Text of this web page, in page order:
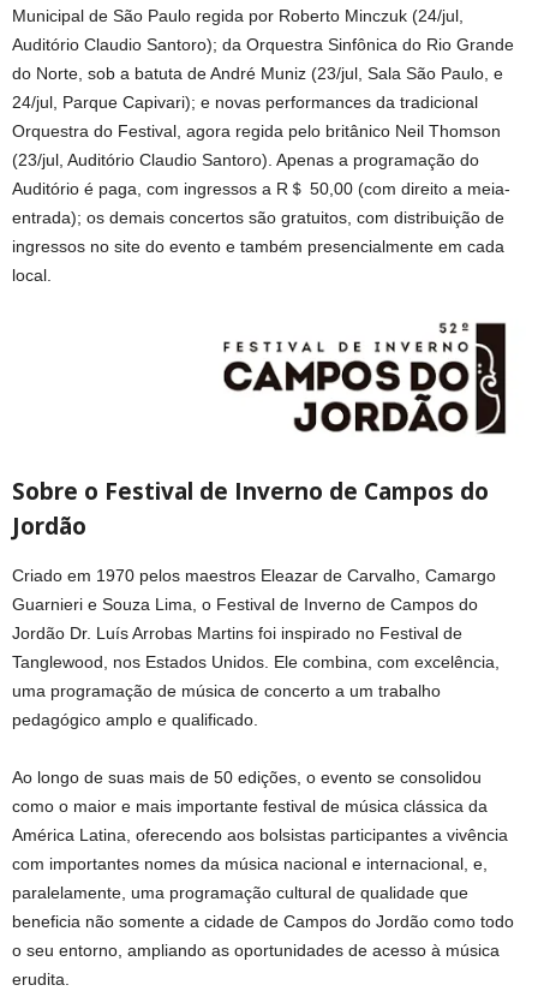
Municipal de São Paulo regida por Roberto Minczuk (24/jul,
Auditório Claudio Santoro); da Orquestra Sinfônica do Rio Grande
do Norte, sob a batuta de André Muniz (23/jul, Sala São Paulo, e
24/jul, Parque Capivari); e novas performances da tradicional
Orquestra do Festival, agora regida pelo britânico Neil Thomson
(23/jul, Auditório Claudio Santoro). Apenas a programação do
Auditório é paga, com ingressos a R＄ 50,00 (com direito a meia-
entrada); os demais concertos são gratuitos, com distribuição de
ingressos no site do evento e também presencialmente em cada
local.
Sobre o Festival de Inverno de Campos do
Jordão
Criado em 1970 pelos maestros Eleazar de Carvalho, Camargo
Guarnieri e Souza Lima, o Festival de Inverno de Campos do
Jordão Dr. Luís Arrobas Martins foi inspirado no Festival de
Tanglewood, nos Estados Unidos. Ele combina, com excelência,
uma programação de música de concerto a um trabalho
pedagógico amplo e qualificado.
Ao longo de suas mais de 50 edições, o evento se consolidou
como o maior e mais importante festival de música clássica da
América Latina, oferecendo aos bolsistas participantes a vivência
com importantes nomes da música nacional e internacional, e,
paralelamente, uma programação cultural de qualidade que
beneficia não somente a cidade de Campos do Jordão como todo
o seu entorno, ampliando as oportunidades de acesso à música
erudita.